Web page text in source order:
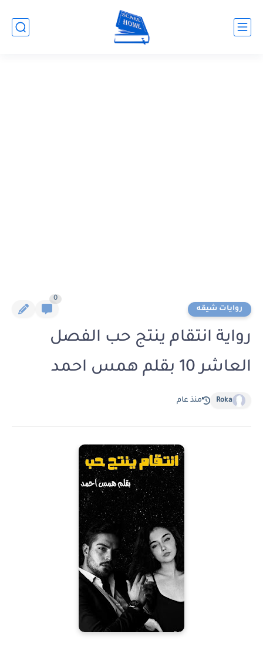
روايات شيقه
0
رواية انتقام ينتج حب الفصل
العاشر 10 بقلم همس احمد
Roka منذ عام